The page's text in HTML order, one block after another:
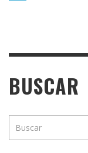
BUSCAR